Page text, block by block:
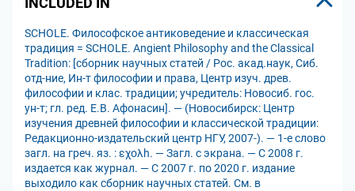
SCHOLE. Философское антиковедение и классическая
традиция = SCHOLE. Angient Philosophy and the Classical
Tradition: [сборник научных статей / Рос. акад.наук, Сиб.
отд-ние, Ин-т философии и права, Центр изуч. древ.
философии и клас. традиции; учредитель: Новосиб. гос.
ун-т; гл. ред. Е.В. Афонасин]. — (Новосибирск: Центр
изучения древней философии и классической традиции:
Редакционно-издательский центр НГУ, 2007-). — 1-е слово
загл. на греч. яз. : εχολh. — Загл. с экрана. — C 2008 г.
издается как журнал. — С 2007 г. по 2020 г. издание
выходило как сборник научных статей. См. в